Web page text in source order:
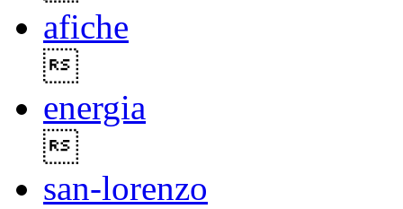
afiche
energia
san-lorenzo